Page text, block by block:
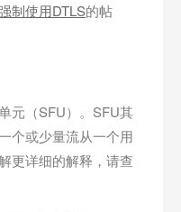
制使用DTLS的帖
元（SFU）。SFU其
个或少量流从一个用
更详细的解释，请查